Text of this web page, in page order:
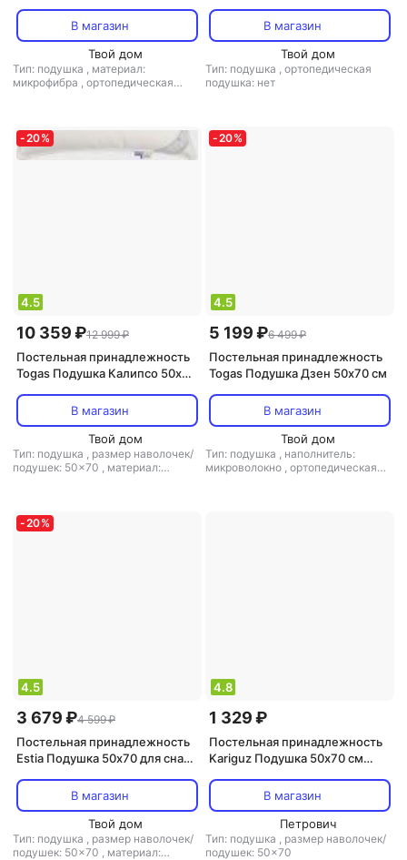
В магазин
Твой дом
Тип: подушка , материал:
микрофибра , ортопедическая
В магазин
Твой дом
Тип: подушка , ортопедическая
подушка: нет
-20%
4.5
10 359 ₽12 999 ₽
Постельная принадлежность
Togas Подушка Калипсо 50х70
В магазин
Твой дом
Тип: подушка , размер наволочек/
подушек: 50x70 , материал:
-20%
4.5
5 199 ₽6 499 ₽
Постельная принадлежность
Togas Подушка Дзен 50х70 см
В магазин
Твой дом
Тип: подушка , наполнитель:
микроволокно , ортопедическая
-20%
4.5
3 679 ₽4 599 ₽
Постельная принадлежность
Estia Подушка 50х70 для сна
В магазин
Твой дом
Тип: подушка , размер наволочек/
подушек: 50x70 , материал:
4.8
1 329 ₽
Постельная принадлежность
Kariguz Подушка 50х70 см
В магазин
Петрович
Тип: подушка , размер наволочек/
подушек: 50x70